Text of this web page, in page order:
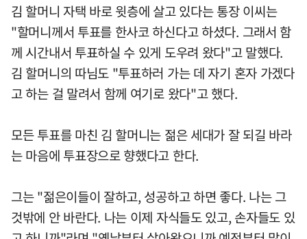
김 할머니 자택 바로 윗층에 살고 있다는 통장 이씨는
"할머니께서 투표를 한사코 하신다고 하셨다. 그래서 함
께 시간내서 투표하실 수 있게 도우려 왔다"고 말했다.
김 할머니의 따님도 "투표하러 가는 데 자기 혼자 가겠다
고 하는 걸 말려서 함께 여기로 왔다"고 했다.
모든 투표를 마친 김 할머니는 젊은 세대가 잘 되길 바라
는 마음에 투표장으로 향했다고 한다.
그는 "젊은이들이 잘하고, 성공하고 하면 좋다. 나는 그
것밖에 안 바란다. 나는 이제 자식들도 있고, 손자들도 있